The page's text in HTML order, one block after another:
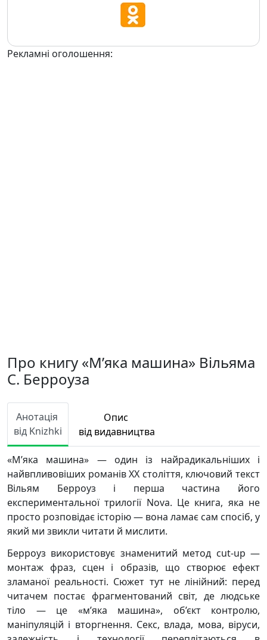
Рекламні оголошення:
Про книгу «М’яка машина» Вільяма
С. Берроуза
Анотація
від Knizhki
Опис
від видавництва
«М’яка машина» — один із найрадикальніших і
найвпливовіших романів ХХ століття, ключовий текст
Вільям Берроуз і перша частина його
експериментальної трилогії Nova. Це книга, яка не
просто розповідає історію — вона ламає сам спосіб, у
який ми звикли читати й мислити.
Берроуз використовує знаменитий метод cut-up —
монтаж фраз, сцен і образів, що створює ефект
зламаної реальності. Сюжет тут не лінійний: перед
читачем постає фрагментований світ, де людське
тіло — це «м’яка машина», об’єкт контролю,
маніпуляцій і вторгнення. Секс, влада, мова, віруси,